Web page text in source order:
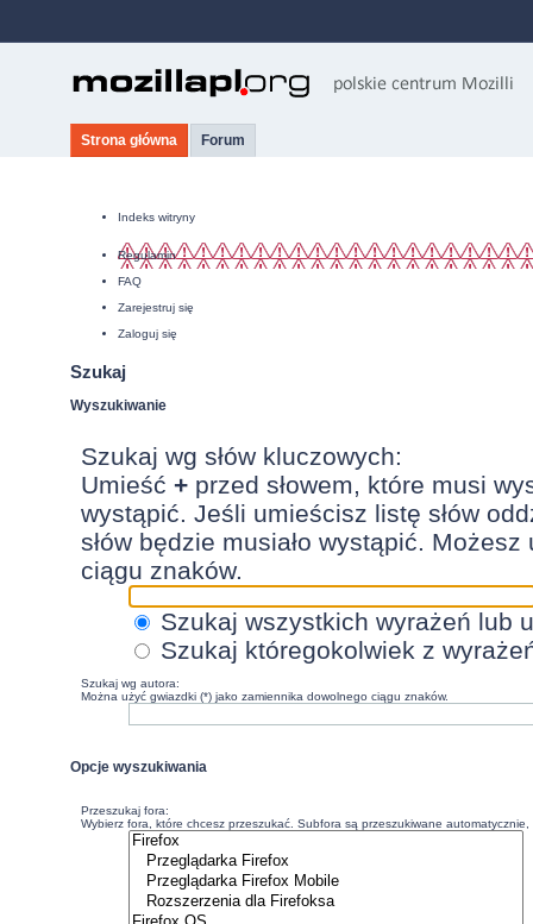
Strona główna Forum
Indeks witryny
Regulamin
FAQ
Zarejestruj się
Zaloguj się
Szukaj
Wyszukiwanie
Szukaj wg słów kluczowych:
Umieść+ przed słowem, które musi
wystąpić. Jeśli umieścisz listę słów
słów będzie musiało wystąpić.
ciągu znaków.
Szukaj wszystkich wyrażeń lub
Szukaj któregokolwiek z
Szukaj wg autora:
Można użyć gwiazdki (*) jako zamiennika dowolnego ciągu znaków.
Opcje wyszukiwania
Przeszukaj fora:
Wybierz fora, które chcesz przeszukać. Subfora są przeszukiwane